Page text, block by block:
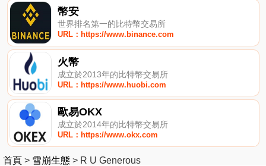
幣安
世界排名第一的比特幣交易所
URL：https://www.binance.com
火幣
成立於2013年的比特幣交易所
URL：https://www.huobi.com
歐易OKX
成立於2014年的比特幣交易所
URL：https://www.okx.com
首頁 > 雪崩生態 > R U Generous